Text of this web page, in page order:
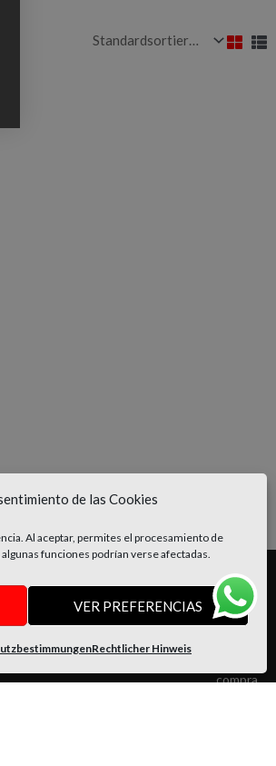
de las Cookies
Al aceptar, permites el procesamiento de
funciones podrían verse afectadas.
VER PREFERENCIAS
Rechtlicher Hinweis
SUSCRÍBETE
compra